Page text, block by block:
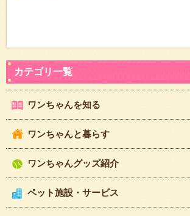
ワンちゃんを知る
ワンちゃんと暮らす
ワンちゃんグッズ紹介
ペット施設・サービス